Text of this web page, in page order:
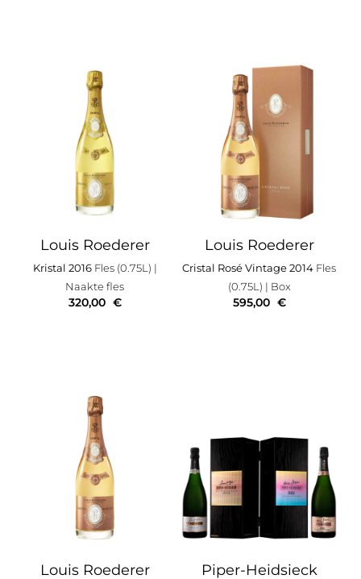
Louis Roederer
Kristal 2016Fles (0.75L) |
Naakte fles
320,00 €
Louis Roederer
Cristal Rosé Vintage 2014 Fles
(0.75L) | Box
595,00 €
Louis Roederer Piper-Heidsieck